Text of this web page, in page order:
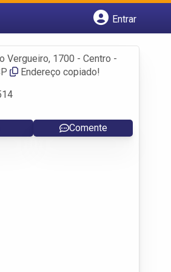
Entrar
Vergueiro, 1700 - Centro -
Endereço copiado!
Comente